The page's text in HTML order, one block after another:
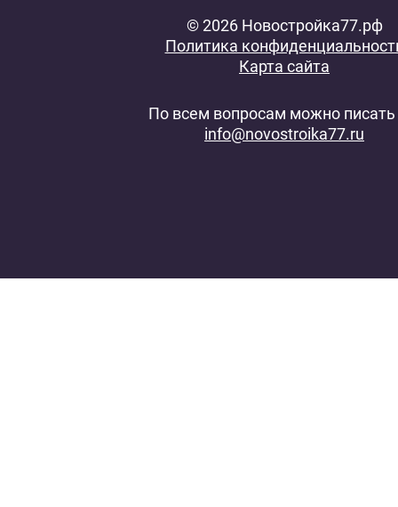
© 2026 Новостройка77.рф
Политика
Карта сайта
По всем вопросам можно писать
info@novostroika77.ru